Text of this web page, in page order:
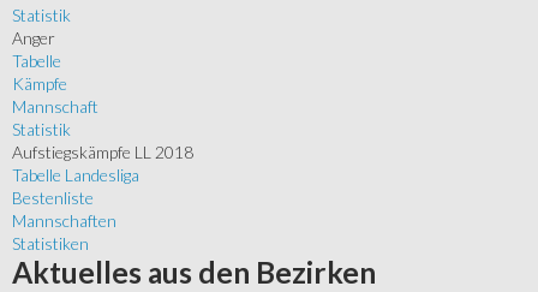
Statistik
Anger
Tabelle
Kämpfe
Mannschaft
Statistik
Aufstiegskämpfe LL 2018
Tabelle Landesliga
Bestenliste
Mannschaften
Statistiken
Aktuelles aus den Bezirken